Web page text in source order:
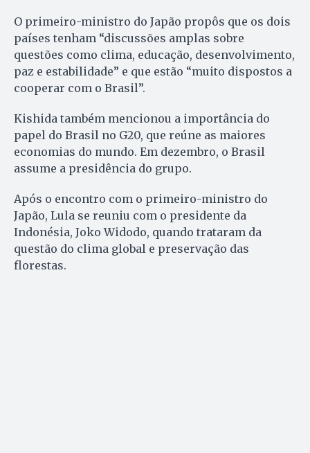
O primeiro-ministro do Japão propôs que os dois
países tenham “discussões amplas sobre
questões como clima, educação, desenvolvimento,
paz e estabilidade” e que estão “muito dispostos a
cooperar com o Brasil”.
Kishida também mencionou a importância do
papel do Brasil no G20, que reúne as maiores
economias do mundo. Em dezembro, o Brasil
assume a presidência do grupo.
Após o encontro com o primeiro-ministro do
Japão, Lula se reuniu com o presidente da
Indonésia, Joko Widodo, quando trataram da
questão do clima global e preservação das
florestas.